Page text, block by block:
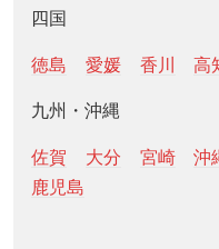
四国
徳島 愛媛 香川 高
九州・沖縄
佐賀 大分 宮崎 沖
鹿児島